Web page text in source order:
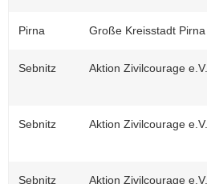
Pirna Große Kreisstadt Pirna
Sebnitz Aktion Zivilcourage e.V.
Sebnitz Aktion Zivilcourage e.V.
Sebnitz Aktion Zivilcourage e.V.